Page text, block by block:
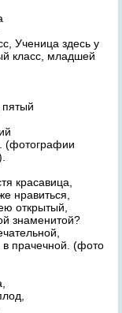
Ученица здесь у
класс, младшей
пятый
(фотографии
красавица,
нравиться,
открытый,
знаменитой?
прачечной. (фото